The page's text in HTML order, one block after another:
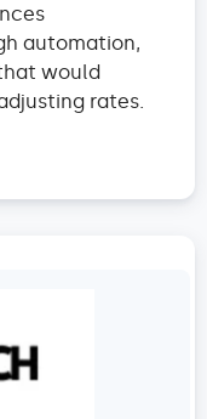
automation,
would
rates.